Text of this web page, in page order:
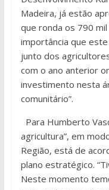
Madeira, já estão
que ronda os 790
importância que
junto dos
com o ano anterior
investimento nesta
comunitário”.
Para Humberto
agricultura”, em
Região, está de
plano estratégico.
Neste momento